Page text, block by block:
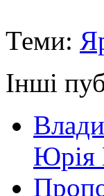
Теми:
Інші
Юрія